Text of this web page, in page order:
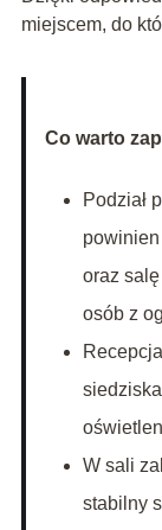
miejscem, do
Co warto
Podział
oraz
osób z
W sali
stabilny